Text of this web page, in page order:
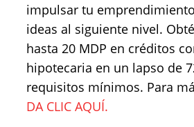
impulsar tu
ideas al siguiente nivel.
hasta 20 MDP en créditos
hipotecaria en un lapso de
requisitos mínimos. Para
DA CLIC AQUÍ.